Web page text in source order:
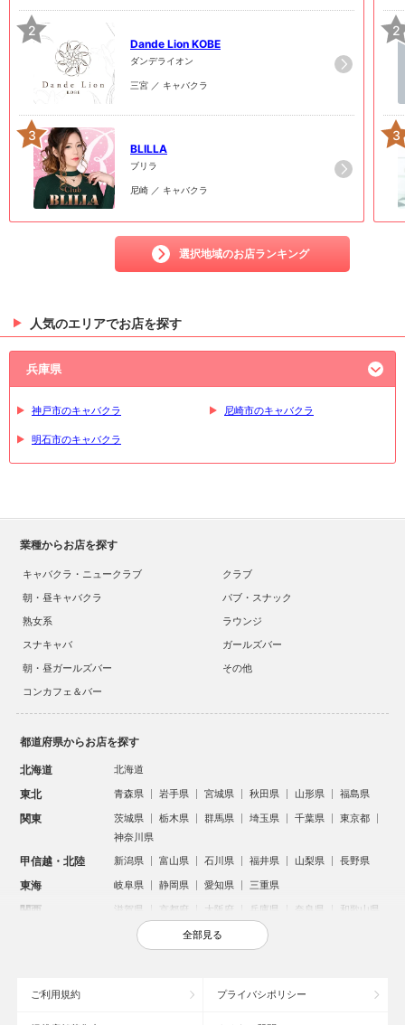
2
Dande Lion KOBE
ダンデライオン
三宮 ／ キャバクラ
3
BLILLA
ブリラ
尼崎 ／ キャバクラ
選択地域のお店ランキング
2
3
人気のエリアでお店を探す
兵庫県
神戸市のキャバクラ 尼崎市のキャバクラ
明石市のキャバクラ
業種からお店を探す
キャバクラ・ニュークラブ
クラブ
朝・昼キャバクラ
パブ・スナック
熟女系
ラウンジ
スナキャバ
ガールズバー
朝・昼ガールズバー
その他
コンカフェ＆バー
都道府県からお店を探す
北海道 北海道
東北 青森県 岩手県 宮城県 秋田県 山形県 福島県
関東 茨城県 栃木県 群馬県 埼玉県 千葉県
東京都
神奈川県
甲信越・北陸 新潟県 富山県 石川県 福井県 山梨県 長野県
東海 岐阜県 静岡県 愛知県 三重県
関西 滋賀県 京都府 大阪府 兵庫県 奈良県 和歌山県
鳥取県 島根県 岡山県 広島県
沖縄県
全部見る
ご利用規約 プライバシポリシー